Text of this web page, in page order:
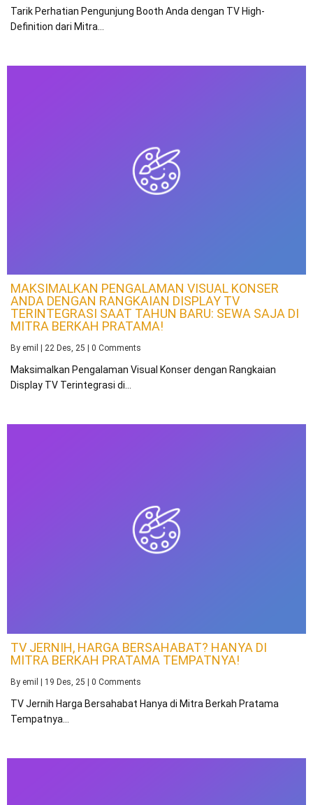
Tarik Perhatian Pengunjung Booth Anda dengan TV High-
Definition dari Mitra…
MAKSIMALKAN PENGALAMAN VISUAL KONSER
ANDA DENGAN RANGKAIAN DISPLAY TV
TERINTEGRASI SAAT TAHUN BARU: SEWA SAJA DI
MITRA BERKAH PRATAMA!
By emil 22 Des, 25 0 Comments
Maksimalkan Pengalaman Visual Konser dengan Rangkaian
Display TV Terintegrasi di…
TV JERNIH, HARGA BERSAHABAT? HANYA DI
MITRA BERKAH PRATAMA TEMPATNYA!
By emil | 19 Des, 25 | 0 Comments
TV Jernih Harga Bersahabat Hanya di Mitra Berkah Pratama
Tempatnya…